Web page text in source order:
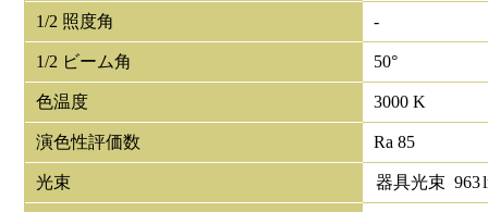
1/2 照度角 -
1/2 ビーム角 50°
色温度 3000 K
演色性評価数 Ra 85
光束 器具光束 963